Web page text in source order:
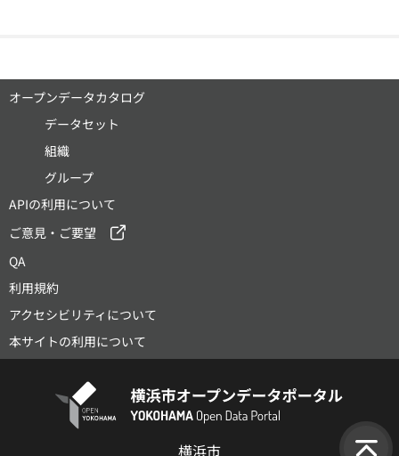
オープンデータカタログ
データセット
組織
グループ
APIの利用について
ご意見・ご要望
QA
利用規約
アクセシビリティについて
本サイトの利用について
横浜市